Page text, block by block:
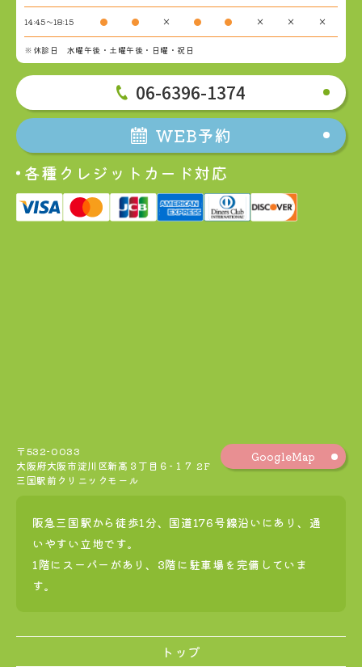
14:45～18:15 ● ● × ● ● × × ×
※休診日 水曜午後・土曜午後・日曜・祝日
06-6396-1374
WEB予約
各種クレジットカード対応
〒532-0033
大阪府大阪市淀川区新高３丁目６−１７ 2F
三国駅前クリニックモール
GoogleMap
阪急三国駅から徒歩1分、国道176号線沿いにあり、通
いやすい立地です。
1階にスーパーがあり、3階に駐車場を完備していま
す。
トップ